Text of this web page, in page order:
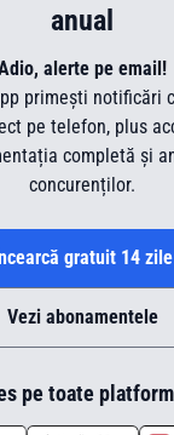
anual
alerte pe email!
primești notificări
pe telefon, plus
completă și
concurenților.
gratuit 14 zile
Vezi abonamentele
pe toate